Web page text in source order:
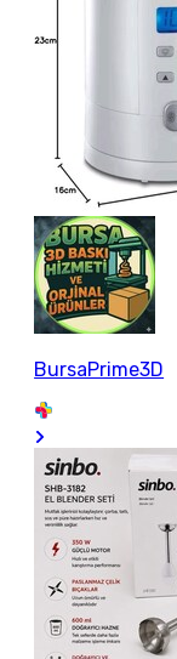
BursaPrime3D